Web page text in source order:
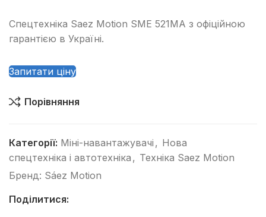
Спецтехніка Saez Motion SME 521MA з офіційною
гарантією в Україні.
Запитати ціну
Порівняння
Категорії: Міні-навантажувачі , Нова
спецтехніка і автотехніка , Техніка Saez Motion
Бренд: Sáez Motion
Поділитися: